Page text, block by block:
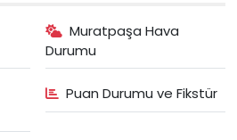
Muratpaşa Hava
Durumu
Puan Durumu ve Fikstür